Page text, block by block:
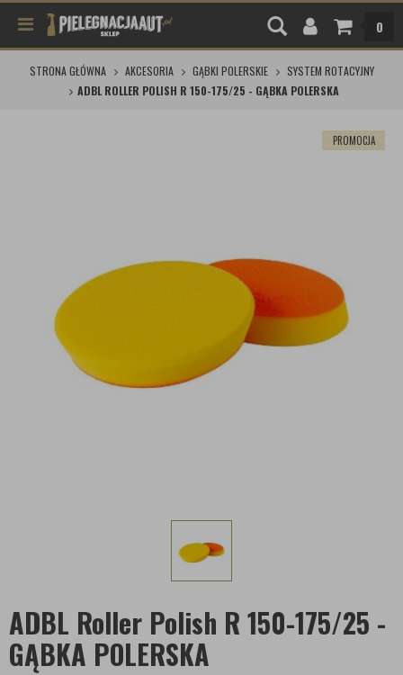
0
STRONA GŁÓWNA AKCESORIA GĄBKI POLERSKIE
SYSTEM ROTACYJNY
ADBL ROLLER POLISH R 150-175/25 - GĄBKA POLERSKA
PROMOCJA
ADBL Roller Polish R 150-175/25 -
GĄBKA POLERSKA